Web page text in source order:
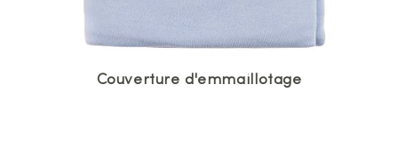
Couverture d'emmaillotage